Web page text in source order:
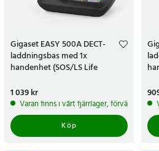
Gigaset EASY 500A DECT-
laddningsbas med 1x
handenhet (SOS/LS Life
Pris:1 039 kr
1 039 kr
Varan finns i vårt fjärrlager, förväntas
Köp